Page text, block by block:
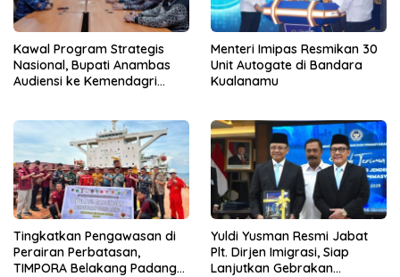
Kawal Program Strategis
Nasional, Bupati Anambas
Audiensi ke Kemendagri
Menteri Imipas Resmikan 30
Unit Autogate di Bandara
Kualanamu
Tingkatkan Pengawasan di
Perairan Perbatasan,
TIMPORA Belakang Padang
Yuldi Yusman Resmi Jabat
Plt. Dirjen Imigrasi, Siap
Lanjutkan Gebrakan